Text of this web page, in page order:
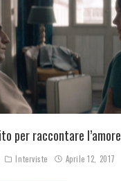
per raccontare l’amore
Interviste Aprile 12, 2017